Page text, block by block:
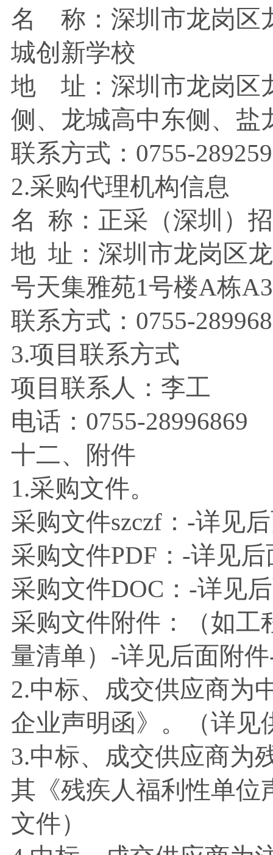
名 称：深圳市龙岗区
城创新学校
地 址：深圳市龙岗区
侧、龙城高中东侧、
联系方式： 0755-
2.采购代理机构信息
名 称：正采（深圳）
地 址：深圳市龙岗区
号天集雅苑1号楼A栋
联系方式： 0755-
3.项目联系方式
项目联系人：李工
电话： 0755-28996869
十二、附件
1.采购文件。
采购文件szczf：-详
采购文件PDF：-详
采购文件DOC：-详
采购文件附件：（如工
量清单） -详见后面附
2.中标、成交供应商为
企业声明函》。（详
3.中标、成交供应商为
其《残疾人福利性单位
文件）